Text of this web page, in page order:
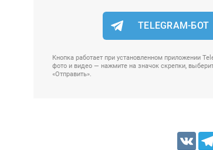
TELEGRAM-БОТ
Кнопка работает при установленном приложении
фото и видео — нажмите на значок скрепки,
«Отправить».
VK